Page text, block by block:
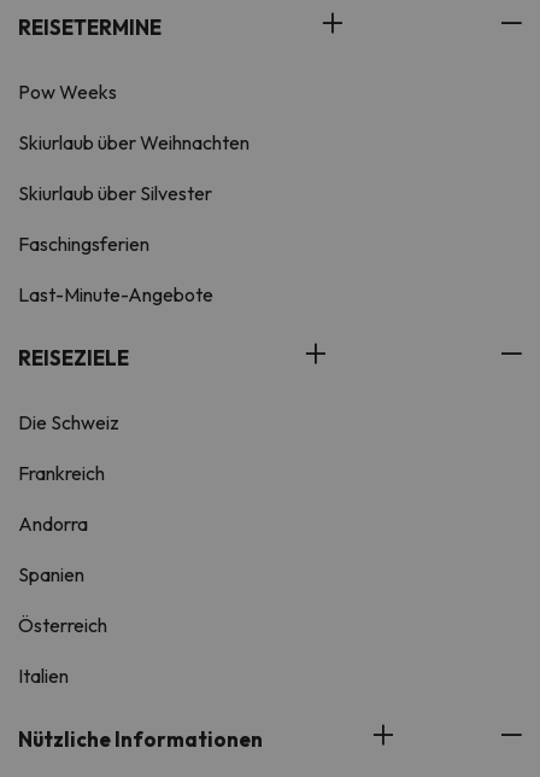
REISETERMINE
Pow Weeks
Skiurlaub über Weihnachten
Skiurlaub über Silvester
Faschingsferien
Last-Minute-Angebote
REISEZIELE
Die Schweiz
Frankreich
Andorra
Spanien
Österreich
Italien
Nützliche Informationen